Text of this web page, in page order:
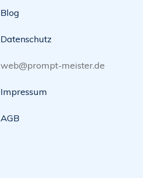
Blog
Datenschutz
web@prompt-meister.de
Impressum
AGB